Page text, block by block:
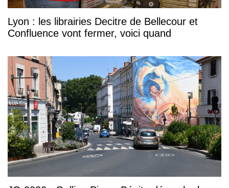
Lyon : les librairies Decitre de Bellecour et
Confluence vont fermer, voici quand